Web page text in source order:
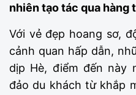
nhiên tạo tác qua hàng
Với vẻ đẹp hoang sơ,
cảnh quan hấp dẫn,
dịp Hè, điểm đến này
đảo du khách từ khắp